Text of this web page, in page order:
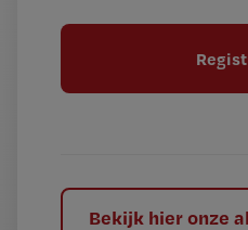
l
Bekijk hier onze